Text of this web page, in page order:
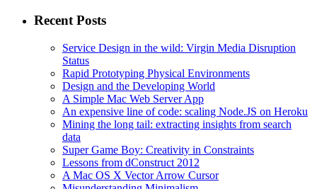
Recent Posts
Service Design in the wild: Virgin Media Disruption
Status
Rapid Prototyping Physical Environments
Design and the Developing World
A Simple Mac Web Server App
An expensive line of code: scaling Node.JS on Heroku
Mining the long tail: extracting insights from search
data
Super Game Boy: Creativity in Constraints
Lessons from dConstruct 2012
A Mac OS X Vector Arrow Cursor